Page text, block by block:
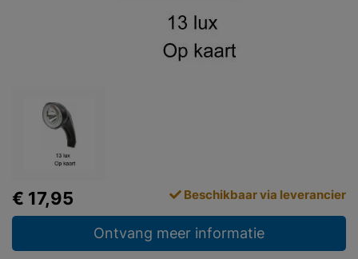
€ 17,95 Beschikbaar via leverancier
Ontvang meer informatie